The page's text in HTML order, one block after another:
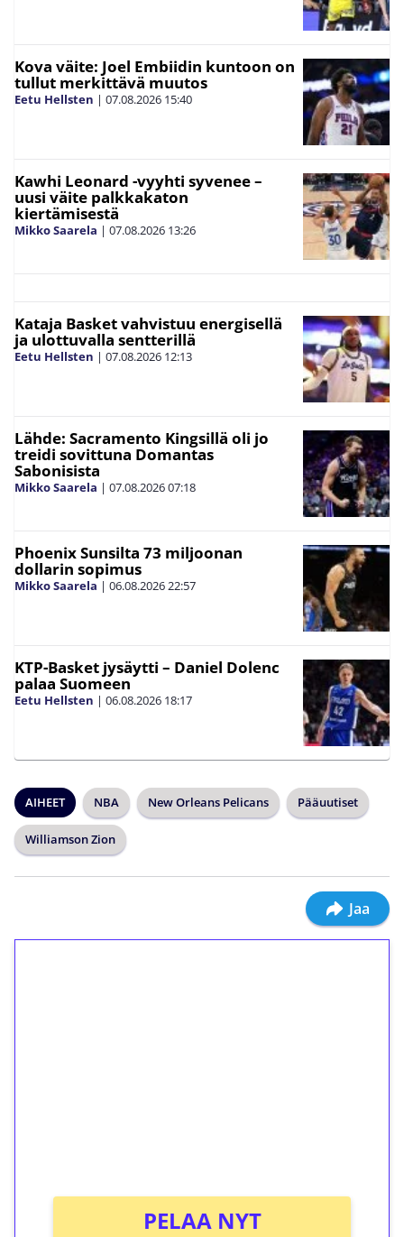
Kova väite: Joel Embiidin kuntoon on
tullut merkittävä muutos
Eetu Hellsten | 07.08.2026 15:40
Kawhi Leonard -vyyhti syvenee –
uusi väite palkkakaton
kiertämisestä
Mikko Saarela | 07.08.2026 13:26
Kataja Basket vahvistuu energisellä
ja ulottuvalla sentterillä
Eetu Hellsten | 07.08.2026 12:13
Lähde: Sacramento Kingsillä oli jo
treidi sovittuna Domantas
Sabonisista
Mikko Saarela | 07.08.202607:18
Phoenix Sunsilta 73 miljoonan
dollarin sopimus
Mikko Saarela | 06.08.202622:57
KTP-Basket jysäytti – Daniel Dolenc
palaa Suomeen
Eetu Hellsten | 06.08.2026 18:17
AIHEET NBA New Orleans Pelicans Pääuutiset
Williamson Zion
Jaa
PELAA NYT